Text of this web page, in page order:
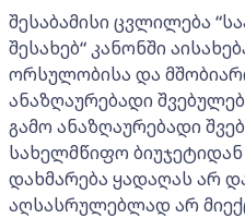
შესაბამისი ცვლილება
შესახებ“ კანონში
ორსულობისა და
ანაზღაურებადი
გამო ანაზღაურებადი
სახელმწიფო
დახმარება ყადაღას არ
აღსასრულებლად არ